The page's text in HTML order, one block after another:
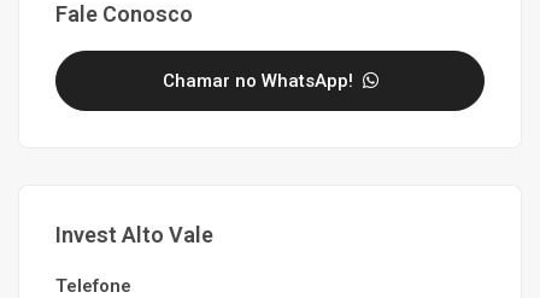
Fale Conosco
Chamar no WhatsApp!
Invest Alto Vale
Telefone